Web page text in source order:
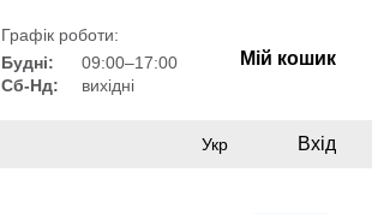
Графік роботи:
Будні:
09:00–17:00
Сб-Нд:
вихідні
Мій кошик
Укр Вхід